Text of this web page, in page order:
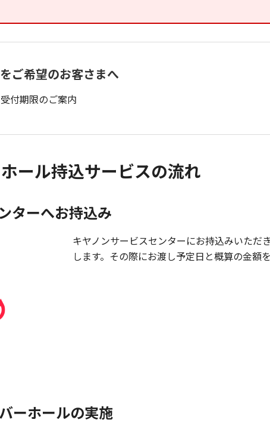
ご希望のお客さまへ
付期限のご案内
ール持込サービスの流れ
ターへお持込み
キヤノンサービスセンターにお持込みいただ
します。その際にお渡し予定日と概算の金額
ーホールの実施